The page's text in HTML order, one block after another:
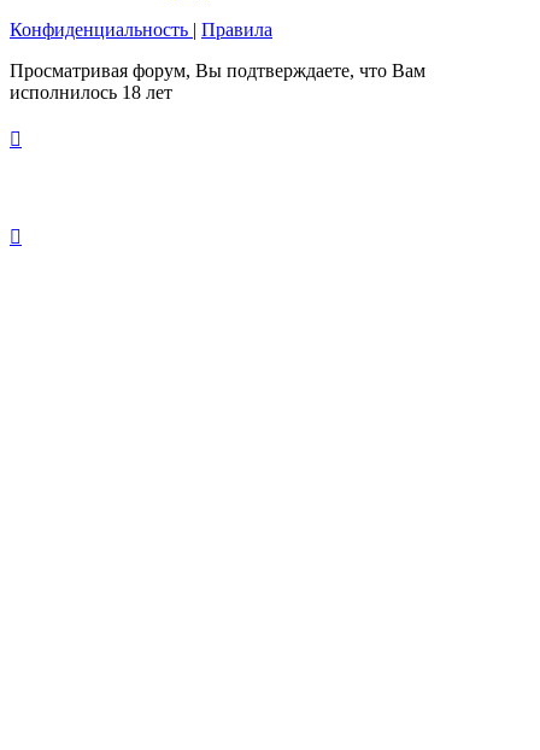
Конфиденциальность | Правила
Просматривая форум, Вы подтверждаете, что Вам
исполнилось 18 лет